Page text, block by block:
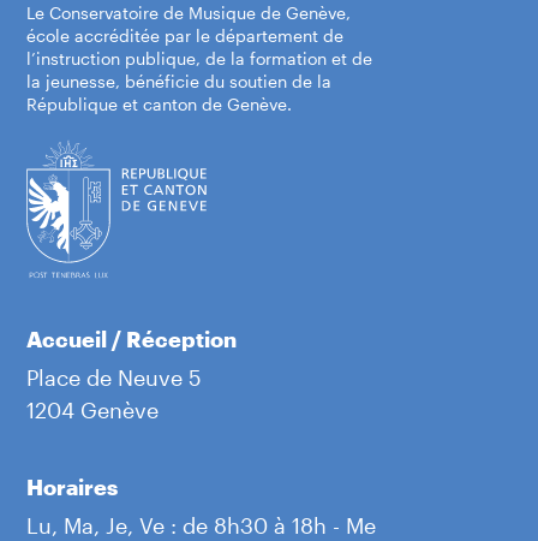
Le Conservatoire de Musique de Genève,
école accréditée par le département de
l’instruction publique, de la formation et de
la jeunesse, bénéficie du soutien de la
République et canton de Genève.
Accueil / Réception
Place de Neuve 5
1204 Genève
Horaires
Lu, Ma, Je, Ve : de 8h30 à 18h - Me